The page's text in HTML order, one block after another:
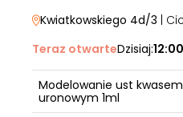
Kwiatkowskiego 4d/3 |
Teraz otwarteDzisiaj:
Modelowanie ust
uronowym 1ml